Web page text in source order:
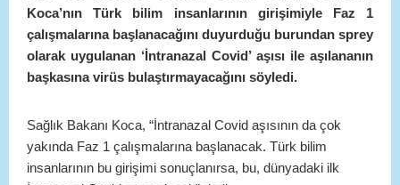
Koca’nın Türk bilim insanlarının girişimiyle Faz 1
çalışmalarına başlanacağını duyurduğu burundan sprey
olarak uygulanan ‘İntranazal Covid’ aşısı ile aşılananın
başkasına virüs bulaştırmayacağını söyledi.
Sağlık Bakanı Koca, “İntranazal Covid aşısının da çok
yakında Faz 1 çalışmalarına başlanacak. Türk bilim
insanlarının bu girişimi sonuçlanırsa, bu, dünyadaki ilk